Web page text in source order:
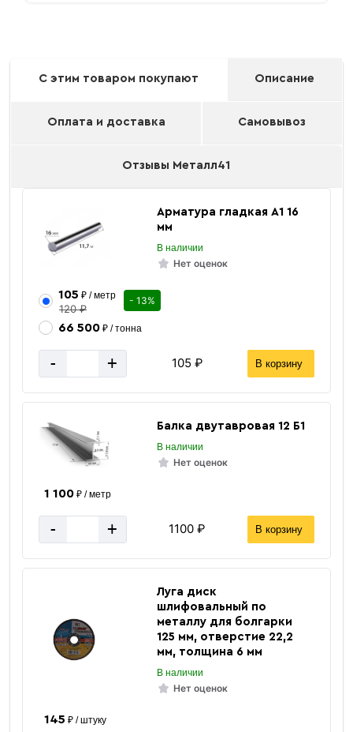
С этим товаром покупают Описание
Оплата и доставка Самовывоз
Отзывы Металл41
Арматура гладкая А1 16
мм
В наличии
Нет оценок
105 ₽ / метр
120 ₽
- 13%
66 500₽ / тонна
- + 105 ₽ В корзину
Балка двутавровая 12 Б1
В наличии
Нет оценок
1 100₽ / метр
- + 1100 ₽ В корзину
Луга диск
шлифовальный по
металлу для болгарки
125 мм, отверстие 22,2
мм, толщина 6 мм
В наличии
Нет оценок
145 ₽ / штуку